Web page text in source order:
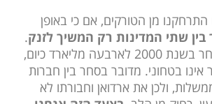
התרחקנו מן הטורקים, אם כי באופן
שתי המדינות רק המשיך לזנק.
ממליארד דולר סחר בשנת 2000 לארבעה מליארד כיום,
בטחוני. מדובר בסחר בין חברות
ולכן את ארדואן וחבורתו לא